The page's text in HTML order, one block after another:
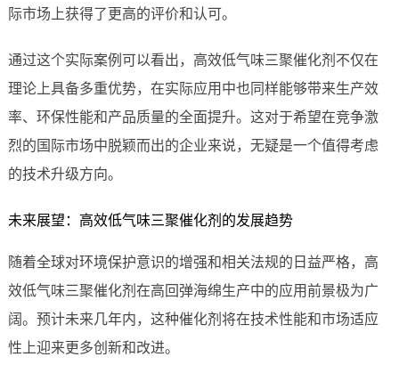
际市场上获得了更高的评价和认可。
通过这个实际案例可以看出，高效低气味三聚催化剂不仅在
理论上具备多重优势，在实际应用中也同样能够带来生产效
率、环保性能和产品质量的全面提升。这对于希望在竞争激
烈的国际市场中脱颖而出的企业来说，无疑是一个值得考虑
的技术升级方向。
未来展望：高效低气味三聚催化剂的发展趋势
随着全球对环境保护意识的增强和相关法规的日益严格，高
效低气味三聚催化剂在高回弹海绵生产中的应用前景极为广
阔。预计未来几年内，这种催化剂将在技术性能和市场适应
性上迎来更多创新和改进。